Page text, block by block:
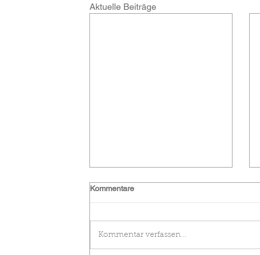
Aktuelle Beiträge
Kommentare
Kommentar verfassen...